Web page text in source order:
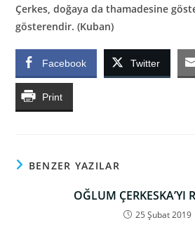
Çerkes, doğaya da thamadesine
gösterendir. (Kuban)
Facebook Twitter
Print
BENZER YAZILAR
OĞLUM ÇERKESKA’YI
25 Şubat 2019